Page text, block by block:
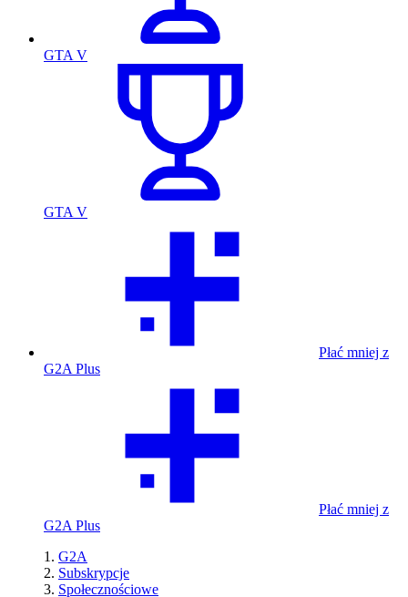
GTA V
GTA V
Płać mniej z
G2A Plus
Płać mniej z
G2A Plus
G2A
Subskrypcje
Społecznościowe